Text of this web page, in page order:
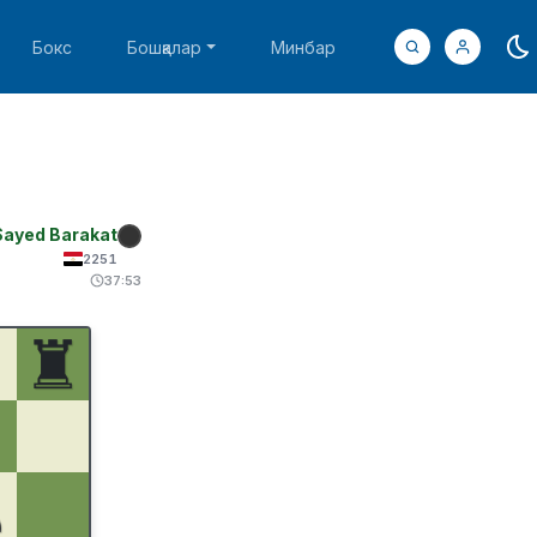
Бокс Бошқалар Минбар
Barakat
2251
37:53
♜